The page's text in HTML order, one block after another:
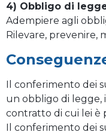
4) Obbligo di
Adempiere agli
Rilevare, prevenire,
Il conferimento dei
un obbligo di legge,
contratto di cui lei è
Il conferimento dei